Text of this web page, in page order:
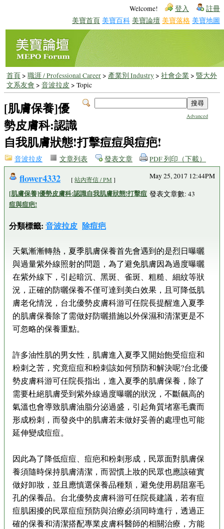
Welcome! 登入 註冊
美寶首頁 美寶百科 美寶論壇 美寶落格 美寶地圖
首頁> 職涯 / Professional Career> 產業別 Industry> 社會企業> 暨大外
文系友會 > 音波拉皮 > Topic
Advanced
[肌膚保養]優
勢皮膚科:認識
自我肌膚狀態!打擊痘痘與痘疤!
音波拉皮 文章列表 發表文章 PDF 列印（下載）
flower4332 [站內寄信 / PM ]
[肌膚保養]優勢皮膚科:認識自我肌膚狀態!打擊痘
痘與痘疤!
分類標籤: 音波拉皮 除痘疤
May 25, 2017 12:44PM
發表文章數: 43
天氣漸漸轉熱，夏季肌膚保養首先會遇到的是烈日曝曬
與過量紫外線照射的問題，為了避免肌膚因為過度曝曬
在紫外線下，引起暗沉、黑斑、雀斑、粗糙、細紋等狀
況，正確的防曬保養不僅可達到美白效果，且可降低肌
膚老化情況，台北優勢皮膚科游可任院長提醒進入夏季
的肌膚保養除了需做好防曬措施以外保濕和清潔更是不
可忽略的保養重點。
許多油性肌的男女性，肌膚進入夏季又開始飽受痘痘和
粉刺之苦，究竟痘痘和粉刺該如何預防和解決呢?台北優
勢皮膚科游可任院長指出，進入夏季的肌膚保養，除了
需要杜絕肌膚受到紫外線過度曝曬的狀況，不斷飆高的
氣溫也會導致肌膚油脂分泌過盛，引起角質堵塞毛囊而
形成粉刺，而發炎中的肌膚若未做好妥善的處理也可能
延伸變成痘痘。
因此為了降低痘痘、痘疤和粉刺形成，民眾面對肌膚保
養須隨時保持肌膚清潔，而習慣上妝的民眾也應該確實
做好卸妝，並且應慎選保養品種類，避免使用易阻塞毛
孔的保養品。台北優勢皮膚科游可任院長建議，若有痘
痘肌困擾的民眾痘痘預防與治療必須同時進行，透過正
確的保養和清潔搭配專業皮膚科醫師的相關治療，方能